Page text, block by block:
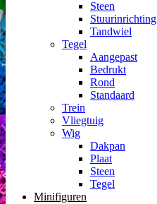
Steen
Stuurinrichting
Tandwiel
Tegel
Aangepast
Bedrukt
Rond
Standaard
Trein
Vliegtuig
Wig
Dakpan
Plaat
Steen
Tegel
Minifiguren